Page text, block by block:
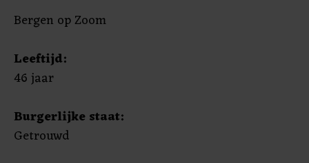
Bergen op Zoom
Leeftijd:
46 jaar
Burgerlijke staat:
Getrouwd